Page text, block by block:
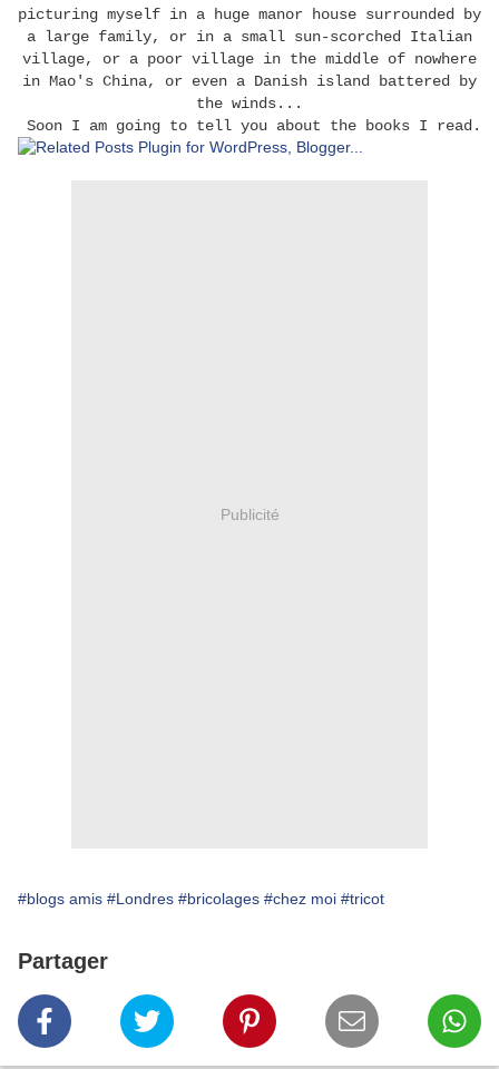
picturing myself in a huge manor house surrounded by
a large family, or in a small sun-scorched Italian
village, or a poor village in the middle of nowhere
in Mao's China, or even a Danish island battered by
the winds...
Soon I am going to tell you about the books I read.
Publicité
#blogs amis #Londres #bricolages #chez moi #tricot
Partager